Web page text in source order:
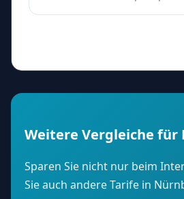
Weitere Vergleiche für
Sparen Sie nicht nur beim
Sie auch andere Tarife in